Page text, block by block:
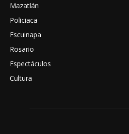
Mazatlán
Policiaca
Escuinapa
Rosario
Espectáculos
Cultura